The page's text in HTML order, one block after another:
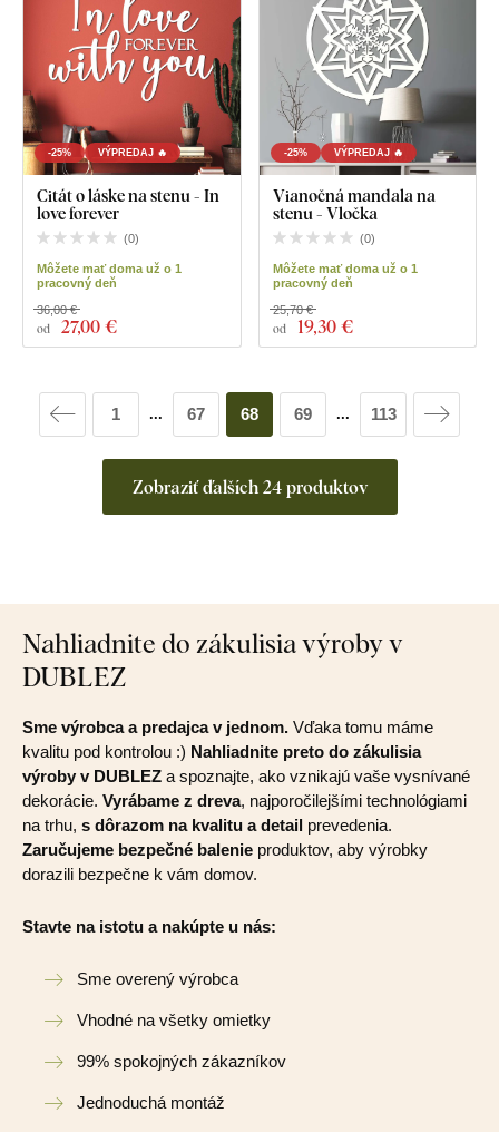
-25% VÝPREDAJ 🔥
Citát o láske na stenu - In
love forever
(0)
Môžete mať doma už o 1
pracovný deň
od 27,00 €
36,00 €
-25% VÝPREDAJ 🔥
Vianočná mandala na
stenu - Vločka
(0)
Môžete mať doma už o 1
pracovný deň
od 19,30 €
25,70 €
Zobraziť ďalších 24 produktov
1 ... 67 68 69 ... 113
Nahliadnite do zákulisia výroby v
DUBLEZ
Sme výrobca a predajca v jednom. Vďaka tomu máme
kvalitu pod kontrolou :) Nahliadnite preto do zákulisia
výroby v DUBLEZ a spoznajte, ako vznikajú vaše vysnívané
dekorácie. Vyrábame z dreva, najporočilejšími technológiami
na trhu, s dôrazom na kvalitu a detail prevedenia.
Zaručujeme bezpečné balenie produktov, aby výrobky
dorazili bezpečne k vám domov.
Stavte na istotu a nakúpte u nás:
Sme overený výrobca
Vhodné na všetky omietky
99% spokojných zákazníkov
Jednoduchá montáž